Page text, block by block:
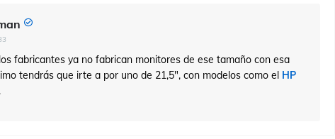
fabricantes ya no fabrican monitores de ese tamaño con esa
tendrás que irte a por uno de 21,5", con modelos como el HP